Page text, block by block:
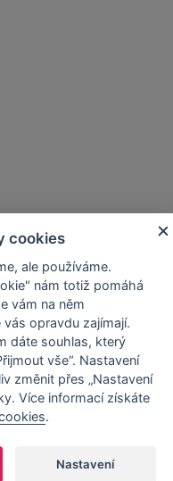
zákazníka
cookies
ale používáme.
nám totiž pomáhá
vám na něm
opravdu zajímají.
dáte souhlas, který
vše“. Nastavení
změnit přes „Nastavení
Více informací získáte
.
Nastavení